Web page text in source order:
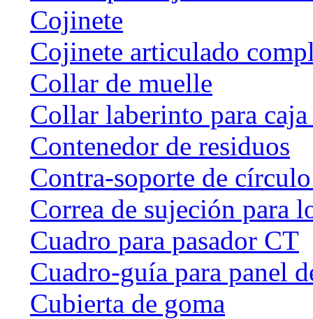
Cojinete
Cojinete articulado
Collar de muelle
Collar laberinto para
Contenedor de residuos
Contra-soporte de
Correa de sujeción para
Cuadro para pasador CT
Cuadro-guía para panel
Cubierta de goma